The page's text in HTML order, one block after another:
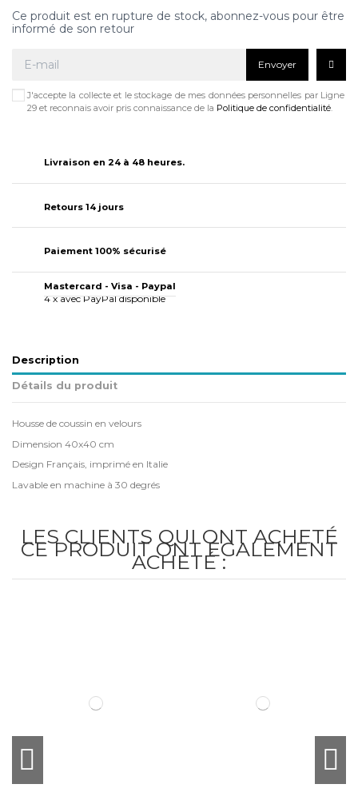
Ce produit est en rupture de stock, abonnez-vous pour être
informé de son retour
Envoyer
J'accepte la collecte et le stockage de mes données personnelles par Ligne
29 et reconnais avoir pris connaissance de la Politique de confidentialité
Livraison en 24 à 48 heures.
Retours 14 jours
Paiement 100% sécurisé
Mastercard - Visa - Paypal
4 x avec PayPal disponible
Description
Détails du produit
Housse de coussin en velours
Dimension 40x40 cm
Design Français, imprimé en Italie
Lavable en machine à 30 degrés
LES CLIENTS QUI ONT ACHETÉ
CE PRODUIT ONT ÉGALEMENT
ACHETÉ :